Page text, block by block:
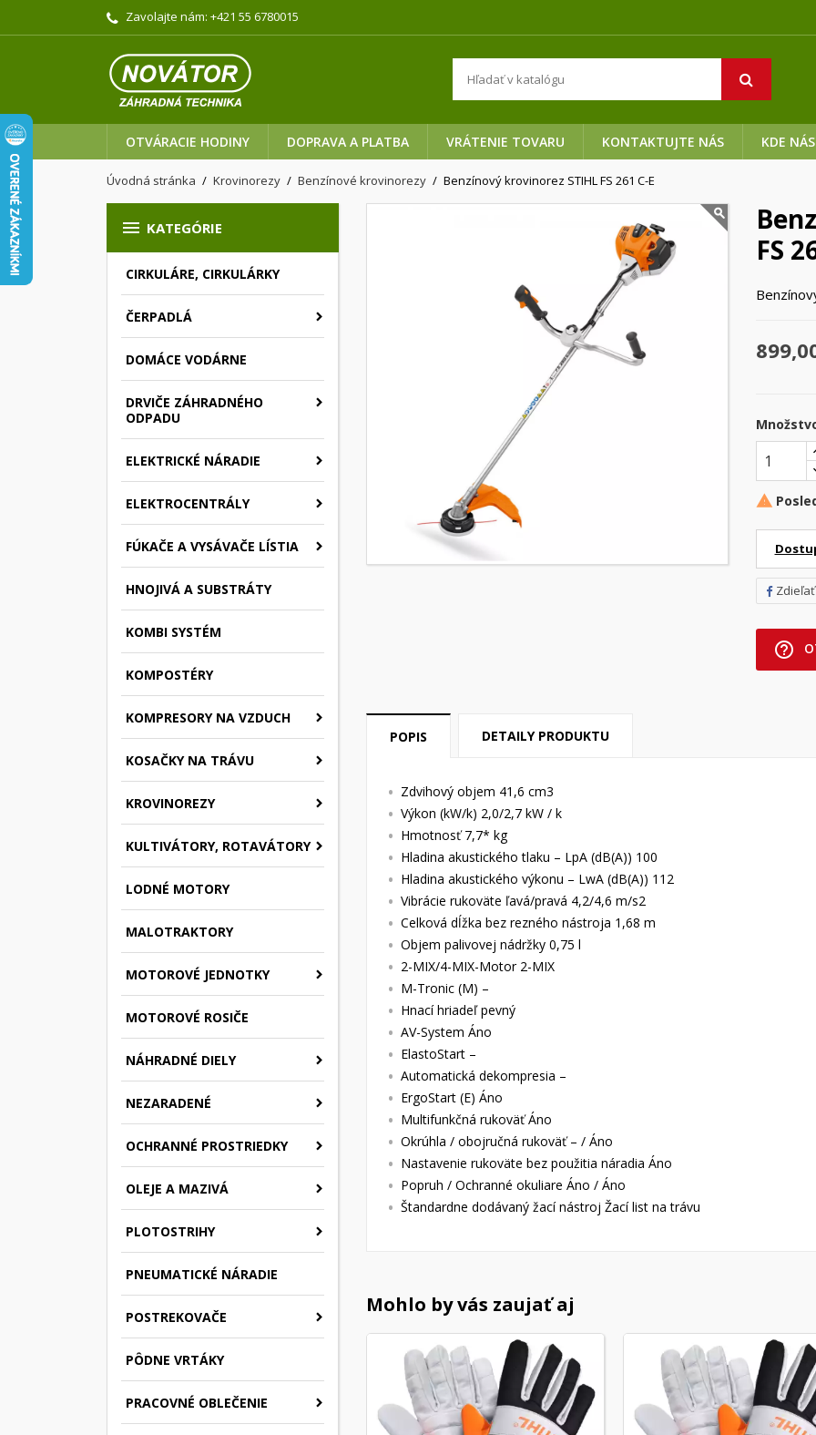
Zavolajte nám: +421 55 6780015
OTVÁRACIE HODINY DOPRAVA A PLATBA VRÁTENIE TOVARU KONTAKTUJTE NÁS KDE
Úvodná stránka Krovinorezy Benzínové krovinorezy Benzínový krovinorez STIHL FS 261 C-E
 KATEGÓRIE
CIRKULÁRE, CIRKULÁRKY
ČERPADLÁ
DOMÁCE VODÁRNE
DRVIČE ZÁHRADNÉHO
ODPADU
ELEKTRICKÉ NÁRADIE
ELEKTROCENTRÁLY
FÚKAČE A VYSÁVAČE LÍSTIA
HNOJIVÁ A SUBSTRÁTY
KOMBI SYSTÉM
KOMPOSTÉRY
KOMPRESORY NA VZDUCH
KOSAČKY NA TRÁVU
KROVINOREZY
KULTIVÁTORY, ROTAVÁTORY
LODNÉ MOTORY
MALOTRAKTORY
MOTOROVÉ JEDNOTKY
MOTOROVÉ ROSIČE
NÁHRADNÉ DIELY
NEZARADENÉ
OCHRANNÉ PROSTRIEDKY
OLEJE A MAZIVÁ
PLOTOSTRIHY
PNEUMATICKÉ NÁRADIE
POSTREKOVAČE
PÔDNE VRTÁKY
PRACOVNÉ OBLEČENIE
FS

Zdieľať
help_outline
POPIS DETAILY PRODUKTU
Zdvihový objem 41,6 cm3
Výkon (kW/k) 2,0/2,7 kW / k
Hmotnosť 7,7* kg
Hladina akustického tlaku – LpA (dB(A)) 100
Hladina akustického výkonu – LwA (dB(A)) 112
Vibrácie rukoväte ľavá/pravá 4,2/4,6 m/s2
Celková dĺžka bez rezného nástroja 1,68 m
Objem palivovej nádržky 0,75 l
2-MIX/4-MIX-Motor 2-MIX
M-Tronic (M) –
Hnací hriadeľ pevný
AV-System Áno
ElastoStart –
Automatická dekompresia –
ErgoStart (E) Áno
Multifunkčná rukoväť Áno
Okrúhla / obojručná rukoväť – / Áno
Nastavenie rukoväte bez použitia náradia Áno
Popruh / Ochranné okuliare Áno / Áno
Štandardne dodávaný žací nástroj Žací list na trávu
Mohlo by vás zaujať aj